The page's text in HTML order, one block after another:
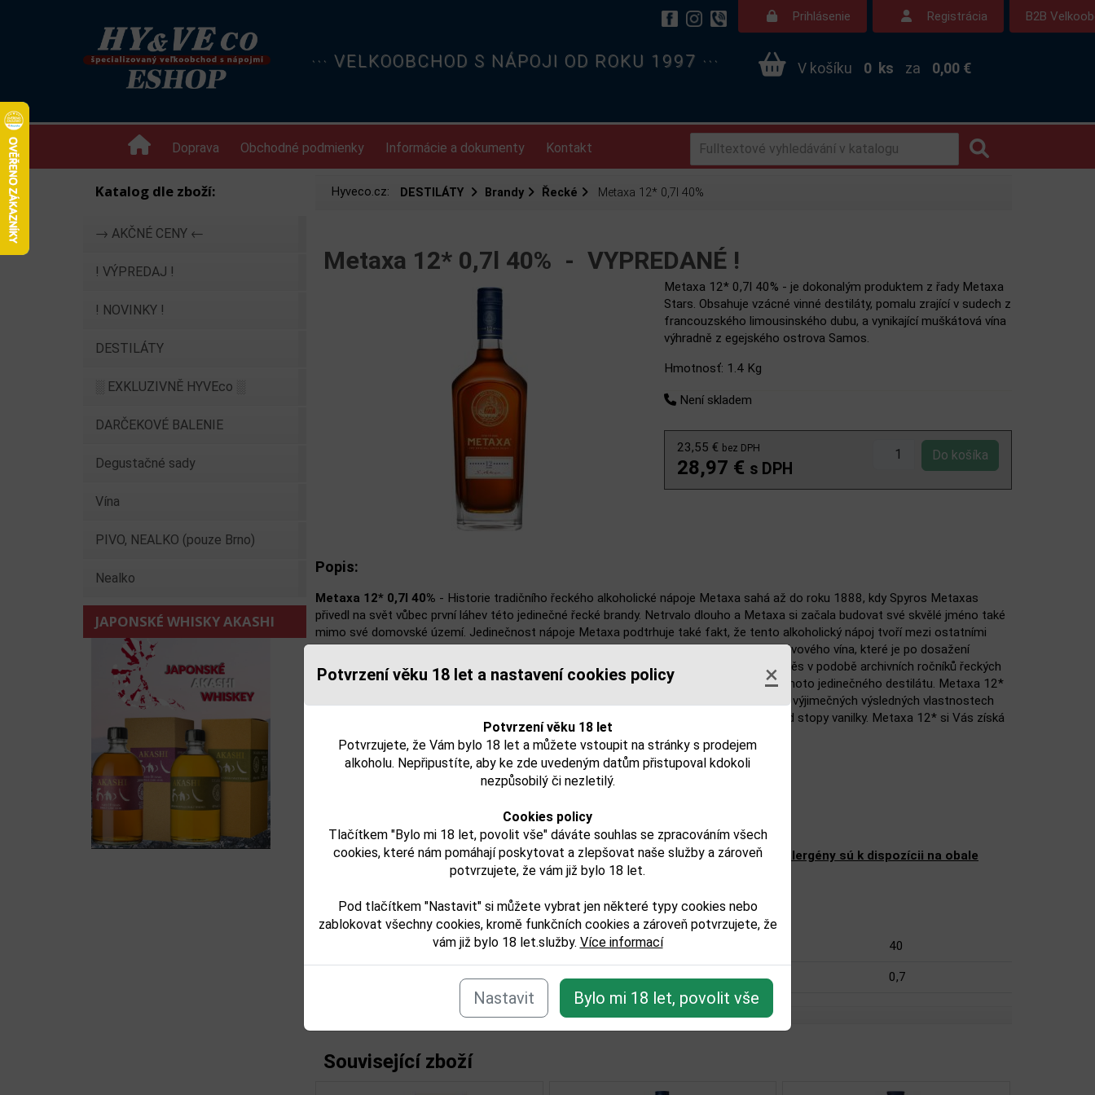
Potvrzení věku 18 let a nastavení cookies policy ×
Potvrzení věku 18 let
Potvrzujete, že Vám bylo 18 let a můžete vstoupit na stránky s prodejem
alkoholu. Nepřipustíte, aby ke zde uvedeným datům přistupoval kdokoli
nezpůsobilý či nezletilý.
Cookies policy
Tlačítkem "Bylo mi 18 let, povolit vše" dáváte souhlas se zpracováním všech
cookies, které nám pomáhají poskytovat a zlepšovat naše služby a zároveň
potvrzujete, že vám již bylo 18 let.
Pod tlačítkem "Nastavit" si můžete vybrat jen některé typy cookies nebo
zablokovat všechny cookies, kromě funkčních cookies a zároveň potvrzujete, že
vám již bylo 18 let.služby. Více informací
Nastavit Bylo mi 18 let, povolit vše
Prihlásenie Registrácia B2B
··· VELKOOBCHOD S NÁPOJI OD ROKU 1997 ··· V košíku 0 ks za 0,00 €
Doprava Obchodné podmienky Informácie a dokumenty Kontakt
Katalog dle zboží:
→ AKČNÉ CENY ←
! VÝPREDAJ !
! NOVINKY !
DESTILÁTY
░ EXKLUZIVNĚ HYVEco ░
DARČEKOVÉ BALENIE
Degustačné sady
Vína
PIVO, NEALKO (pouze Brno)
Nealko
JAPONSKÉ WHISKY AKASHI
Hyveco.cz: DESTILÁTY Brandy Řecké Metaxa 12* 0,7l 40%
Metaxa 12* 0,7l 40% - VYPREDANÉ !
Metaxa 12* 0,7l 40% - je dokonalým produktem z řady Metaxa
Stars. Obsahuje vzácné vinné destiláty, pomalu zrající v sudech z
francouzského limousinského dubu, a vynikající muškátová vína
výhradně z egejského ostrova Samos.
Hmotnosť: 1.4 Kg
Není skladem
23,55 € bez DPH
28,97 € s DPH
Popis:
Metaxa 12* 0,7l 40% - Historie tradičního řeckého alkoholické nápoje Metaxa sahá až do roku 1888, kdy Spyros Metaxas
přivedl na svět vůbec první láhev této jedinečné řecké brandy. Netrvalo dlouho a Metaxa si začala budovat své skvělé jméno také
mimo své domovské území. Jedinečnost nápoje Metaxa podtrhuje také fakt, že tento alkoholický nápoj tvoří mezi ostatními
zrajícími destiláty zcela zvláštní kategorii. Metaxa 12* vzniká destilací toho nejlepšího révového vína, které je po dosažení
požadovaného stupně zralosti obohaceno o speciální směs řeckých bylin a zvláštní příměs v podobě archivních ročníků řeckých
muškátových vín.Dvanáct hvězdiček v názvu nápoje Metaxa 12* označuje délku zrání tohoto jedinečného destilátu. Metaxa 12*
zraje dlouhých dvanáct let ve speciálních dubových sudech. Cyklus zrání nese lví podíl na výjimečných výsledných vlastnostech
této skvělé Metaxy, zejména pak na její nenapodobitelné nasládlé chuti, nesoucí například stopy vanilky. Metaxa 12* si Vás získá
Informace
Obsah alkoholu: 40%
Upozorňujeme, že tento produkt môže obsahovať alergény. Presné zloženie a alergény sú k dispozícii na obale
výrobku. Skontrolujte prosím pred konzumáciou.
Parametry:
Obsah alkoholu obj. %: 40
0,7
Související zboží